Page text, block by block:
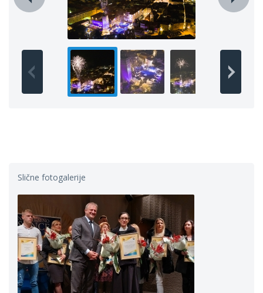
Slične fotogalerije